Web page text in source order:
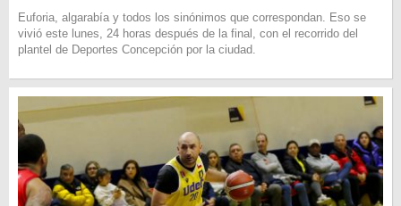
Euforia, algarabía y todos los sinónimos que correspondan. Eso se
vivió este lunes, 24 horas después de la final, con el recorrido del
plantel de Deportes Concepción por la ciudad.